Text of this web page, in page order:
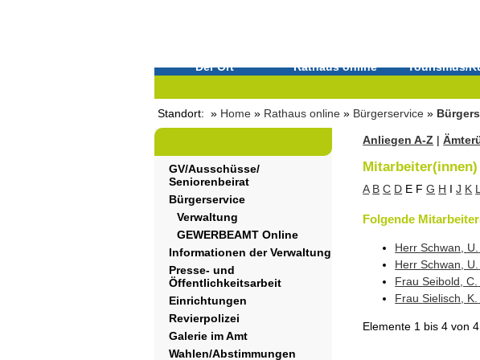
Der Ort Rathaus online Tourismus/
Standort: » Home » Rathaus online » Bürgerservice »
GV/Ausschüsse/
Seniorenbeirat
Bürgerservice
Verwaltung
GEWERBEAMT Online
Informationen der Verwaltung
Presse- und
Öffentlichkeitsarbeit
Einrichtungen
Revierpolizei
Galerie im Amt
Wahlen/Abstimmungen
Anliegen A-Z |
Mitarbeiter(innen)
A B C D E F G H I J K L
Folgende
HerrSchwan , U.
HerrSchwan , U.
FrauSeibold , C.
FrauSielisch , K.
Elemente 1 bis 4 von4